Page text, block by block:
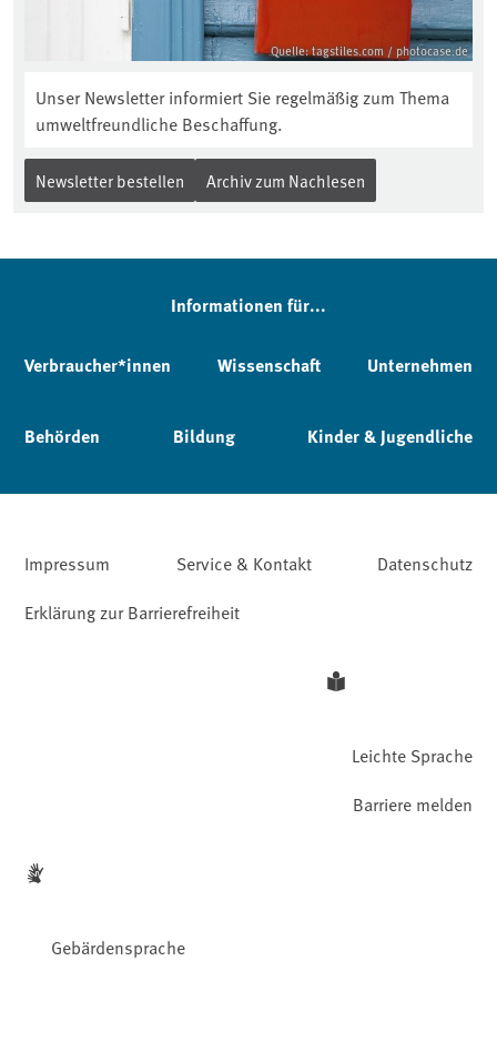
Quelle: tagstiles.com / photocase.de
Unser Newsletter informiert Sie regelmäßig zum Thema
umweltfreundliche Beschaffung.
Newsletter bestellen Archiv zum Nachlesen
Informationen für...
Verbraucher*innen Wissenschaft Unternehmen
Behörden Bildung Kinder & Jugendliche
Impressum Service & Kontakt
Datenschutz
Erklärung zur Barrierefreiheit
Leichte Sprache
Gebärdensprache
Barriere melden